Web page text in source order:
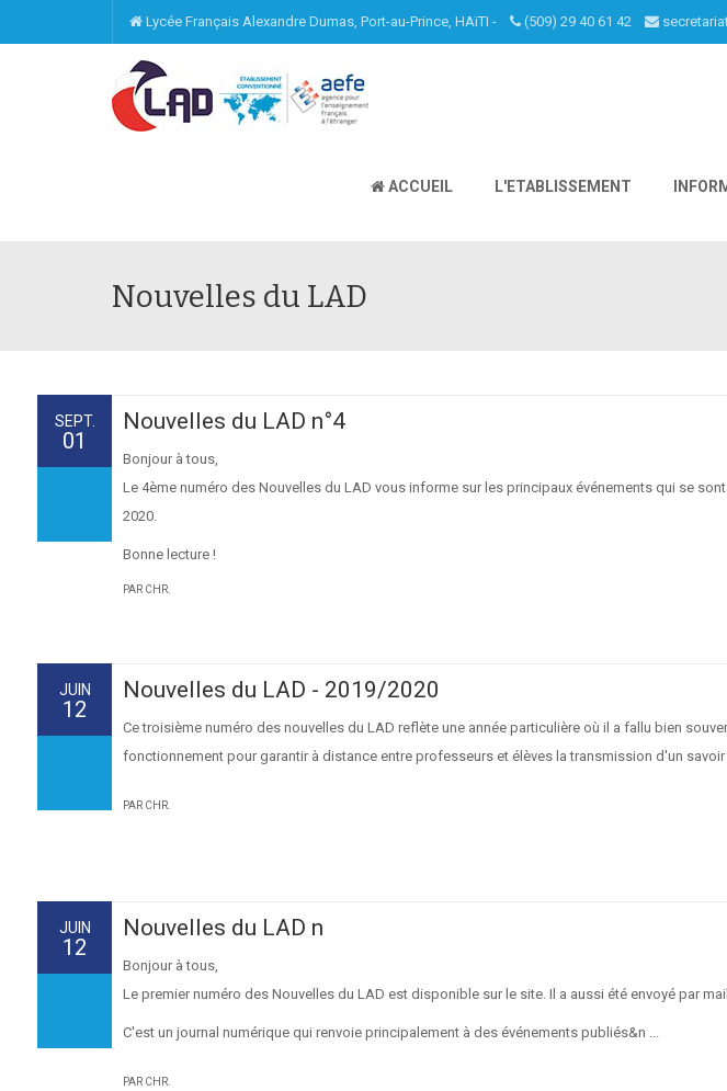
Lycée Français Alexandre Dumas, Port-au-Prince, HAïTI - (509) 29 40 61 42
ACCUEIL L'ETABLISSEMENT
Nouvelles du LAD
Nouvelles du LAD n°4
Bonjour à tous,
Le 4ème numéro des Nouvelles du LAD vous informe sur les principaux événements qui se
2020.
Bonne lecture !
PAR CHR.
SEPT.
01
Nouvelles du LAD - 2019/2020
Ce troisième numéro des nouvelles du LAD reflète une année particulière où il a fallu bien
fonctionnement pour garantir à distance entre professeurs et élèves la transmission d'un savoir
PAR CHR.
JUIN
12
Nouvelles du LAD n
Bonjour à tous,
Le premier numéro des Nouvelles du LAD est disponible sur le site. Il a aussi été envoyé par
C'est un journal numérique qui renvoie principalement à des événements publiés&n ...
PAR CHR.
JUIN
12